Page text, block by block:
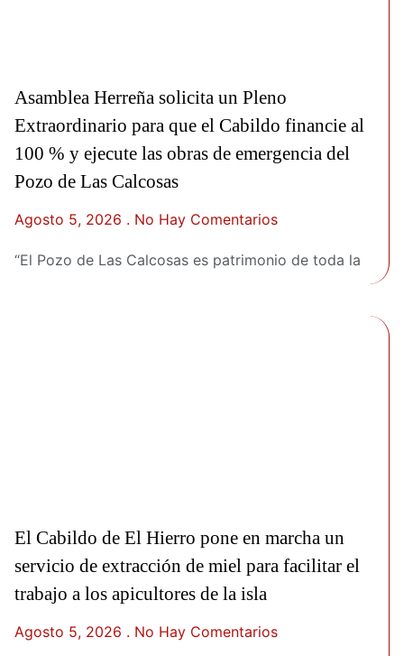
Asamblea Herreña solicita un Pleno
Extraordinario para que el Cabildo financie al
100 % y ejecute las obras de emergencia del
Pozo de Las Calcosas
Agosto 5, 2026 No Hay Comentarios
“El Pozo de Las Calcosas es patrimonio de toda la
El Cabildo de El Hierro pone en marcha un
servicio de extracción de miel para facilitar el
trabajo a los apicultores de la isla
Agosto 5, 2026 No Hay Comentarios